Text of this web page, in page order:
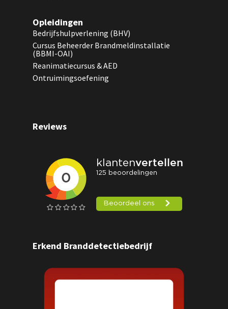
Opleidingen
Bedrijfshulpverlening (BHV)
Cursus Beheerder Brandmeldinstallatie
(BBMI-OAI)
Reanimatiecursus & AED
Ontruimingsoefening
Reviews
Erkend Branddetectiebedrijf